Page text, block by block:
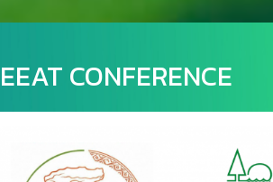
EEAT CONFERENCE